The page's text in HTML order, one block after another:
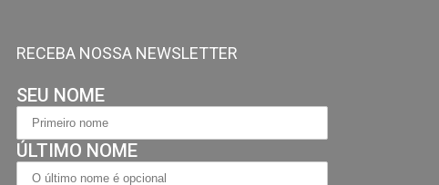
RECEBA NOSSA NEWSLETTER
SEU NOME
ÚLTIMO NOME